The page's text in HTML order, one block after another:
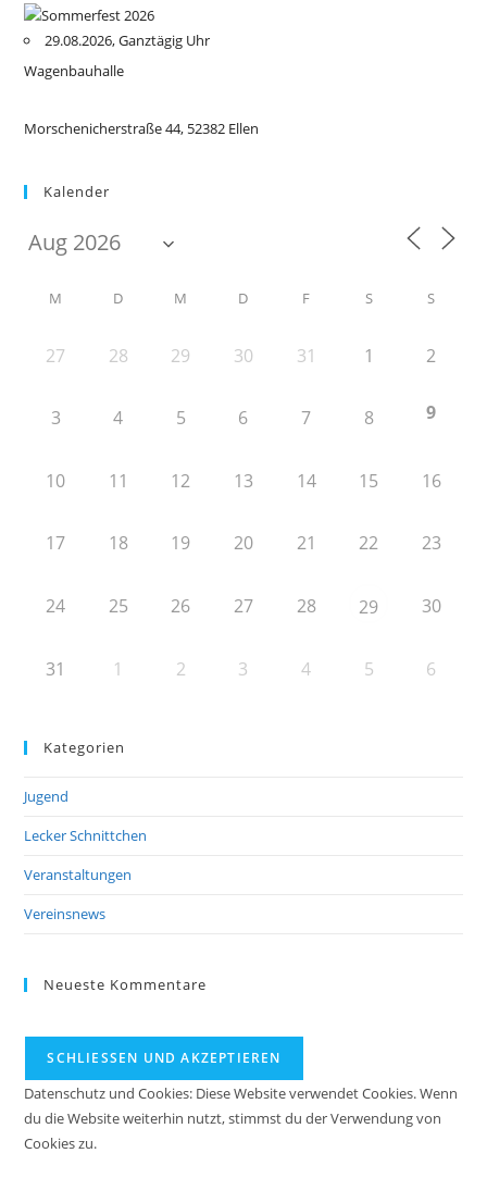
29.08.2026, Ganztägig Uhr
Wagenbauhalle
Morschenicherstraße 44, 52382 Ellen
Kalender
M D M D F S S
27 28 29 30 31 1 2
3 4 5 6 7 8 9
10 11 12 13 14 15 16
17 18 19 20 21 22 23
24 25 26 27 28 29 30
31 1 2 3 4 5 6
Kategorien
Jugend
Lecker Schnittchen
Veranstaltungen
Vereinsnews
Neueste Kommentare
Datenschutz und Cookies: Diese Website verwendet Cookies. Wenn
du die Website weiterhin nutzt, stimmst du der Verwendung von
Cookies zu.